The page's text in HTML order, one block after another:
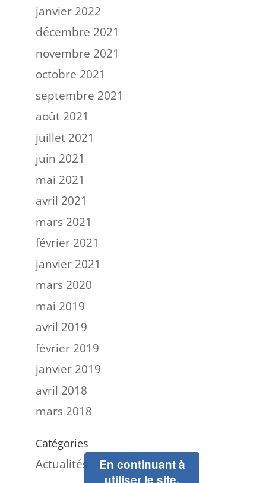
janvier 2022
décembre 2021
novembre 2021
octobre 2021
septembre 2021
août 2021
juillet 2021
juin 2021
mai 2021
avril 2021
mars 2021
février 2021
janvier 2021
mars 2020
mai 2019
avril 2019
février 2019
janvier 2019
avril 2018
mars 2018
Catégories
Actualités
En continuant à
utiliser le site,